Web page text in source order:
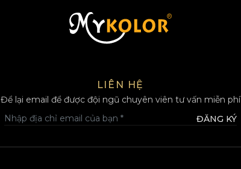
MYKOLOR
LIÊN HỆ
Để lại email để được đội ngũ chuyên viên tư vấn miễn phí
ĐĂNG KÝ